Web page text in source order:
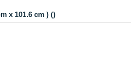
х 101.6 cm ) ()